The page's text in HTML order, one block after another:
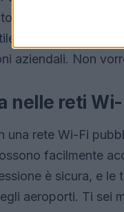
più interessanti! E
anche per chi
aziendali. Non
nelle reti
una rete Wi-Fi
facilmente
è sicura, e
aeroporti. Ti sei